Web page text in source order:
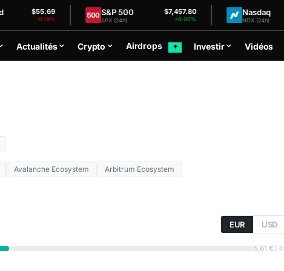
$55.69 S&P 500
SPX (24h)
$7,457.80 Nasdaq
NDX (24h)
Actualités Crypto Airdrops ✦ Investir Vidéos
Avalanche Ecosystem Arbitrum Ecosystem
EUR USD
5,61 €